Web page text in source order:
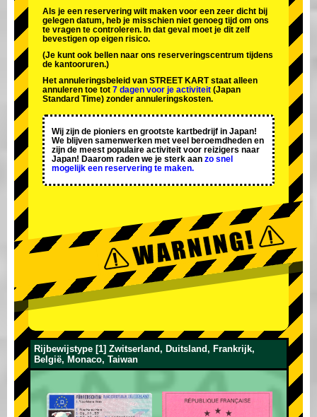
Als je een reservering wilt maken voor een zeer dicht bij
gelegen datum, heb je misschien niet genoeg tijd om ons
te vragen te controleren. In dat geval moet je dit zelf
bevestigen op eigen risico.
(Je kunt ook bellen naar ons reserveringscentrum tijdens
de kantooruren.)
Het annuleringsbeleid van STREET KART staat alleen
annuleren toe tot 7 dagen voor je activiteit (Japan
Standard Time) zonder annuleringskosten.
Wij zijn de pioniers en grootste kartbedrijf in Japan!
We blijven samenwerken met veel beroemdheden en
zijn de meest populaire activiteit voor reizigers naar
Japan! Daarom raden we je sterk aan zo snel
mogelijk een reservering te maken.
Rijbewijstype [1] Zwitserland, Duitsland, Frankrijk,
België, Monaco, Taiwan